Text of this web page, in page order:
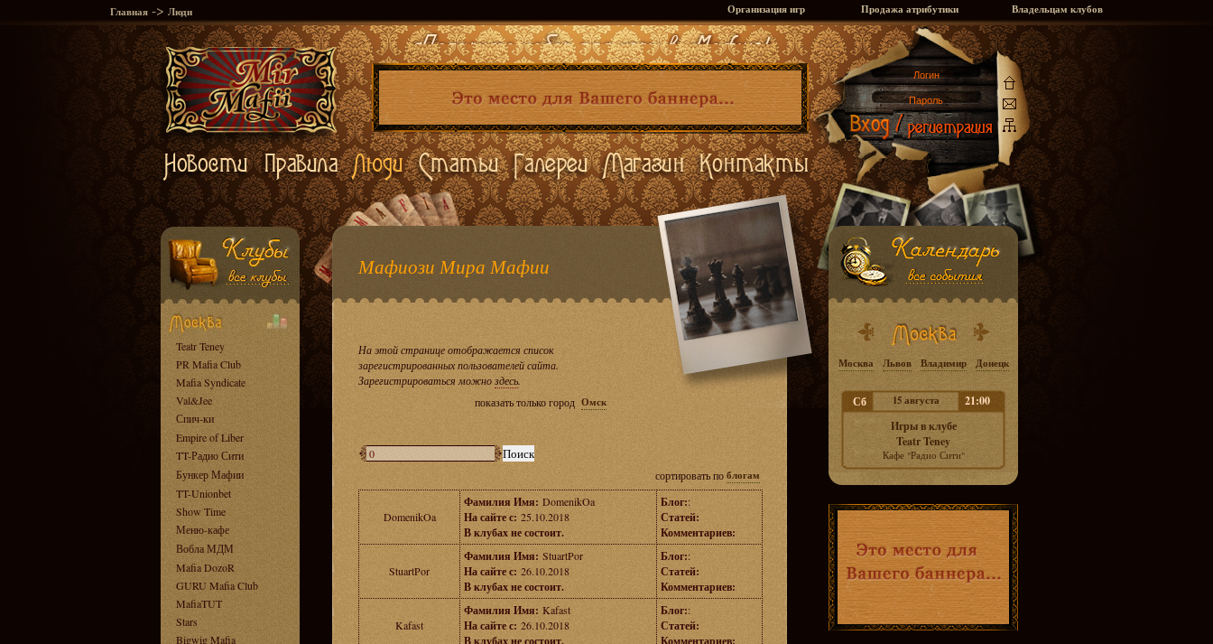
Главная -> Люди Организация игр Продажа атрибутики Владельцам клубов
Teatr Teney
PR Mafia Club
Mafia Syndicate
Val&Jee
Спич-ки
Empire of Liber
TT-Радио Сити
Бункер Мафии
TT-Unionbet
Show Time
Меню-кафе
Вобла МДМ
Mafia DozoR
GURU Mafia Club
MafiaTUT
Stars
Bigwig Mafia
Мафиози Мира Мафии
На этой странице отображается список
зарегистрированных пользователей сайта.
Зарегистрироваться можноздесь.
показать только город Омск
сортировать поблогам
DomenikOa
Фамилия Имя: DomenikOa
На сайте с: 25.10.2018
В клубах не состоит.
Блог::
Статей:
Комментариев:
StuartPor
Фамилия Имя: StuartPor
На сайте с: 26.10.2018
В клубах не состоит.
Блог::
Статей:
Комментариев:
Kafast
Фамилия Имя: Kafast
На сайте с: 26.10.2018
В клубах не состоит.
Блог::
Статей:
Комментариев:
Москва Львов Владимир Донецк
Сб 15 августа
21:00
Игры в клубе
Teatr Teney
Кафе "Радио Сити"